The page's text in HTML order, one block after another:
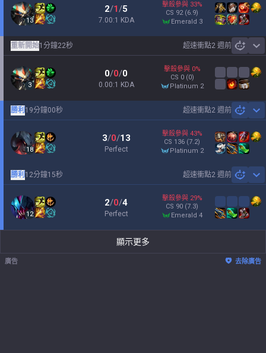
13
2/1/5
7.00:1 KDA
擊殺參與 33%
CS 92 (6.9)
emerald 3
超速衝點2 週前
重新開始1分鐘22秒
3
0/0/0
0.00:1 KDA
擊殺參與 0%
CS 0 (0)
platinum 2
超速衝點2 週前
勝利 19分鐘00秒
18
3/0/13
Perfect
擊殺參與 43%
CS 136 (7.2)
platinum 2
超速衝點2 週前
勝利 12分鐘15秒
12
2/0/4
Perfect
擊殺參與 29%
CS 90 (7.3)
emerald 4
顯示更多
廣告 去除廣告